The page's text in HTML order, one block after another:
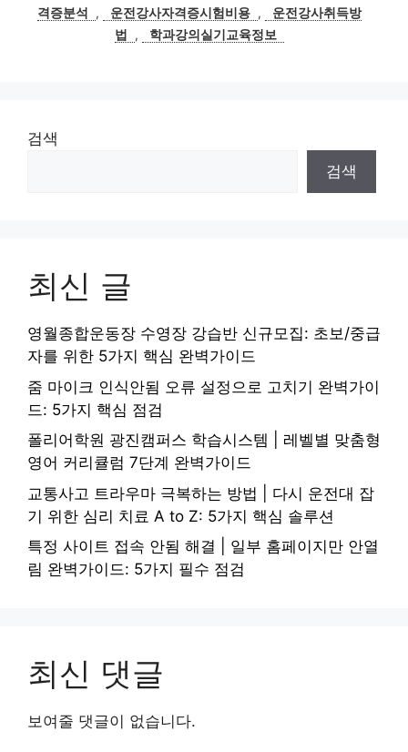
격증분석
, 운전강사자격증시험비용 ,
운전강사취득방
법
, 학과강의실기교육정보
검색
검색
최신 글
영월종합운동장 수영장 강습반 신규모집: 초보/중급
자를 위한 5가지 핵심 완벽가이드
줌 마이크 인식안됨 오류 설정으로 고치기 완벽가이
드: 5가지 핵심 점검
폴리어학원 광진캠퍼스 학습시스템 | 레벨별 맞춤형
영어 커리큘럼 7단계 완벽가이드
교통사고 트라우마 극복하는 방법 | 다시 운전대 잡
기 위한 심리 치료 A to Z: 5가지 핵심 솔루션
특정 사이트 접속 안됨 해결 | 일부 홈페이지만 안열
림 완벽가이드: 5가지 필수 점검
최신 댓글
보여줄 댓글이 없습니다.